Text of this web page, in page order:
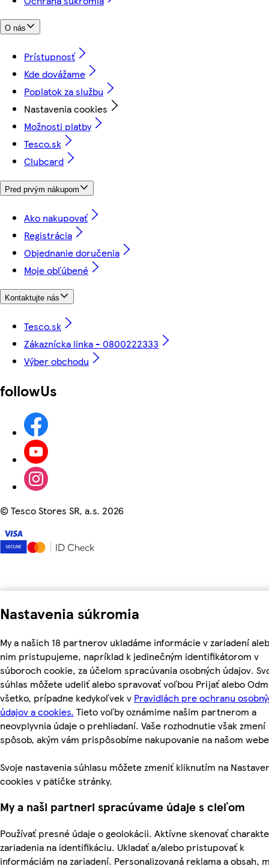
Nastavenia súkromia
My a našich 18 partnerov ukladáme informácie v zariadení
nim pristupujeme, napríklad k jedinečným identifikátorom v
súboroch cookie, za účelom spracúvania osobných údajov.
súhlas môžete udeliť alebo spravovať voľbou Prijať alebo
všetko, prípadne kedykoľvek v Pravidlách pre ochranu
údajov a cookies. Tieto voľby oznámime našim partnerom a
neovplyvnia údaje o prehliadaní. Vaše rozhodnutie však zmení
spôsob, akým vám prispôsobíme nakupovanie na našom
Svoje nastavenia súhlasu môžete zmeniť kliknutím na
cookies v pätičke stránky.
My a naši partneri spracúvame údaje s cieľom
Používať presné údaje o geolokácii. Aktívne skenovať
zariadenia na identifikáciu. Ukladať a/alebo pristupovať k
informáciám na zariadení. Personalizovaná reklama a obsah,
O nás
Prístupnosť
Kde dovážame
Poplatok za službu
Nastavenia cookies
Možnosti platby
Tesco.sk
Clubcard
Pred prvým nákupom
Ako nakupovať
Registrácia
Objednanie doručenia
Moje obľúbené
Kontaktujte nás
Tesco.sk
Zákaznícka linka - 0800222333
Výber obchodu
followUs
©Tesco Stores SR, a.s. 2026